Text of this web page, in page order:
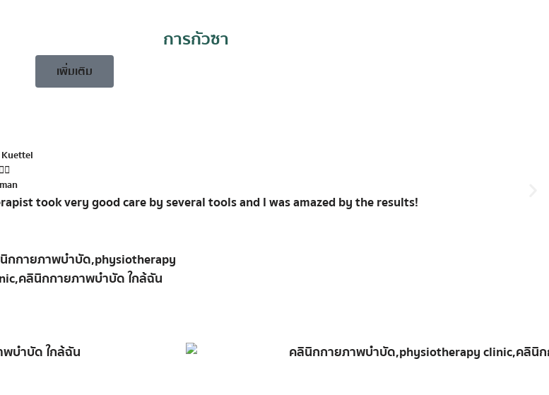
การกัวซา
เพิ่มเติม
Kuettel

took very good care by several tools and I was amazed by the results!